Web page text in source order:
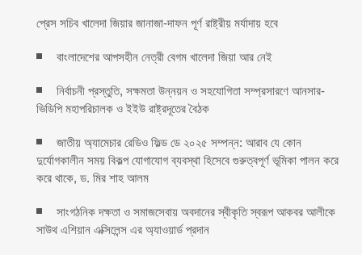
প্রেস সচিব খালেদা জিয়ার জানাজা-দাফন পূর্ণ রাষ্ট্রীয় মর্যাদায় হবে
বাংলাদেশের আপসহীন নেত্রী বেগম খালেদা জিয়া আর নেই
নির্বাচনী প্রস্তুতি, সক্ষমতা উন্নয়ন ও সহযোগিতা সম্প্রসারণে আনসার-
ভিডিপি মহাপরিচালক ও ইইউ রাষ্ট্রদূতের বৈঠক
জাতীয় অ্যামেচার রেডিও ফিল্ড ডে ২০২৫ সম্পন্ন: আরাব যে কোন
দুর্যোগকালীন সময় বিকল্প যোগাযোগ ব্যবস্থা হিসেবে গুরুত্বপূর্ণ ভূমিকা পালন করে
করে থাকে, ড. মির শাহ আলম
সাংগঠনিক দক্ষতা ও সমাজসেবায় অবদানের স্বীকৃতি স্বরূপ আকবর আলীকে
সাউথ এশিয়ান এক্সিলেন্স এর অ্যাওয়ার্ড প্রদান